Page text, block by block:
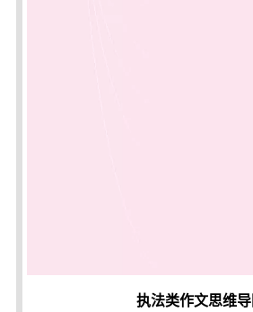
执法类作文思维